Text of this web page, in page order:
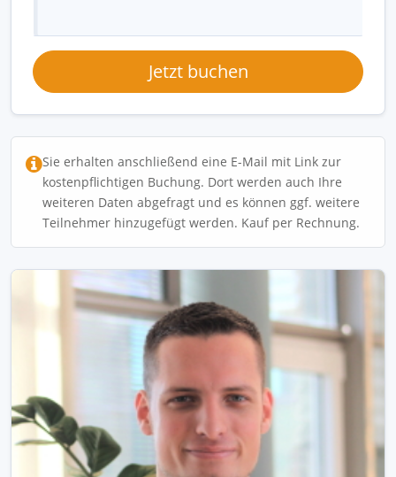
Jetzt buchen
Sie erhalten anschließend eine E-Mail mit Link zur
kostenpflichtigen Buchung. Dort werden auch Ihre
weiteren Daten abgefragt und es können ggf. weitere
Teilnehmer hinzugefügt werden. Kauf per Rechnung.